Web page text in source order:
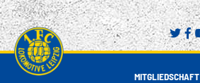
MITGLIEDSCHAFT